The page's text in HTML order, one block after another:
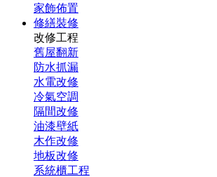
家飾佈置
修繕裝修
改修工程
舊屋翻新
防水抓漏
水電改修
冷氣空調
隔間改修
油漆壁紙
木作改修
地板改修
系統櫃工程